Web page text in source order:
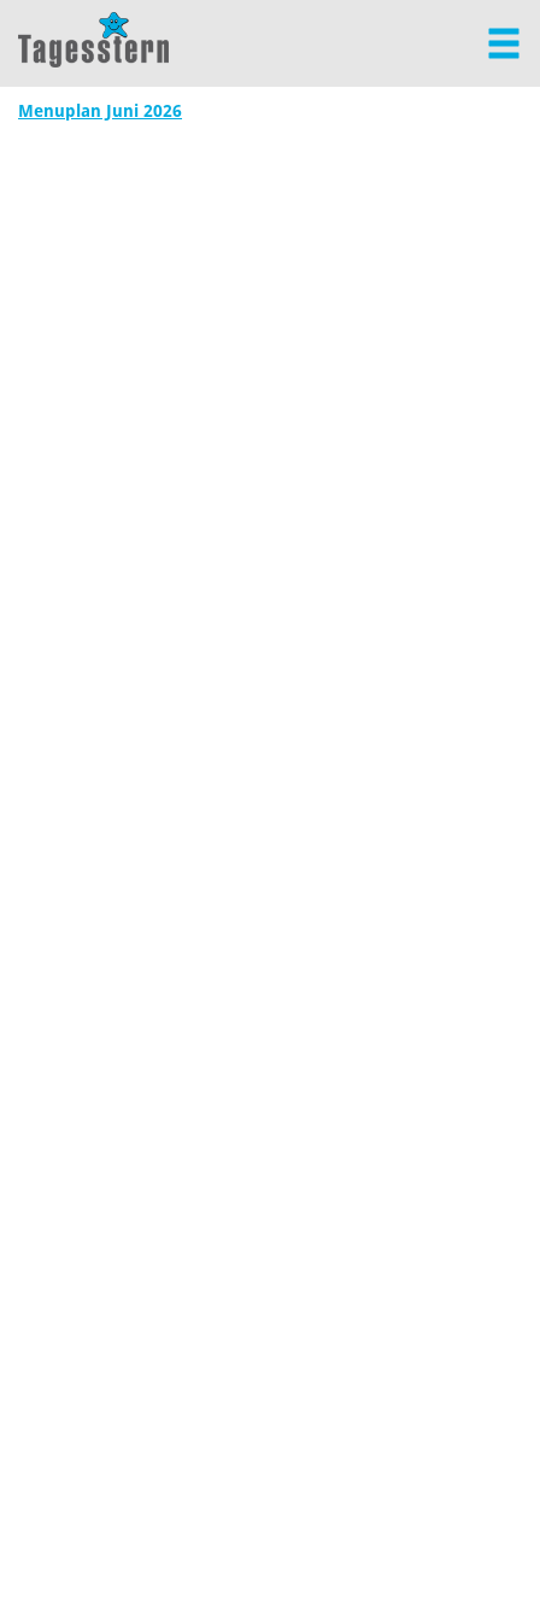
Menuplan Juni 2026